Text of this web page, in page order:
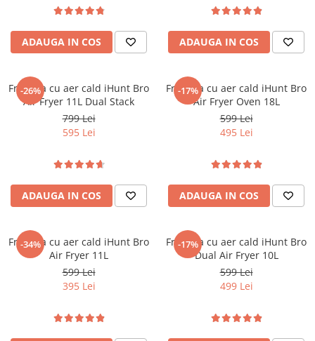
STATII DE INCARCARE EV
Acasă
Stații de Încărcare Comerciale /
Profesionale
ADAUGA IN COS ADAUGA IN COS
-26%
Friteuza cu aer cald iHunt Bro
Air Fryer 11L Dual Stack
799 Lei
595 Lei
ADAUGA IN COS
-17%
Friteuza cu aer cald iHunt Bro
Air Fryer Oven 18L
599 Lei
495 Lei
ADAUGA IN COS
-34%
Friteuza cu aer cald iHunt Bro
Air Fryer 11L
599 Lei
395 Lei
-17%
Friteuza cu aer cald iHunt Bro
Dual Air Fryer 10L
599 Lei
499 Lei